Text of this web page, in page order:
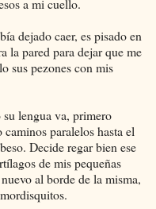
a mi cuello.
dejado caer, es pisado en
la pared para dejar que me
sus pezones con mis
lengua va, primero
paralelos hasta el
Decide regar bien ese
de mis pequeñas
al borde de la misma,